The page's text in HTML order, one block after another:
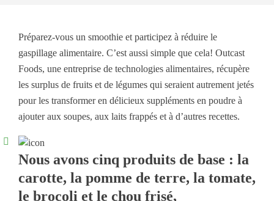
Préparez-vous un smoothie et participez à réduire le
gaspillage alimentaire. C’est aussi simple que cela! Outcast
Foods, une entreprise de technologies alimentaires, récupère
les surplus de fruits et de légumes qui seraient autrement jetés
pour les transformer en délicieux suppléments en poudre à
ajouter aux soupes, aux laits frappés et à d’autres recettes.
Nous avons cinq produits de base : la
carotte, la pomme de terre, la tomate,
le brocoli et le chou frisé,